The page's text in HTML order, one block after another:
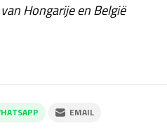
Hongarije en België
EMAIL